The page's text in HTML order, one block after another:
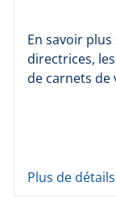
En savoir plus
directrices,
de carnets de
Plus de détails